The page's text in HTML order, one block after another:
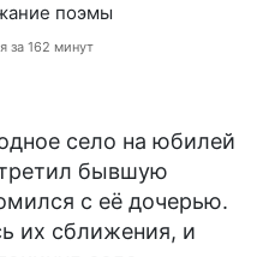
поэмы
за 162 минут
село на юбилей
бывшую
с её дочерью.
их сближения, и